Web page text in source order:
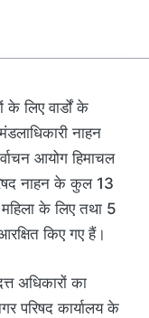
लिए वार्डों के
नाहन
आयोग हिमाचल
नाहन के कुल 13
महिला के लिए तथा 5
किए गए हैं।
अधिकारों का
परिषद कार्यालय के